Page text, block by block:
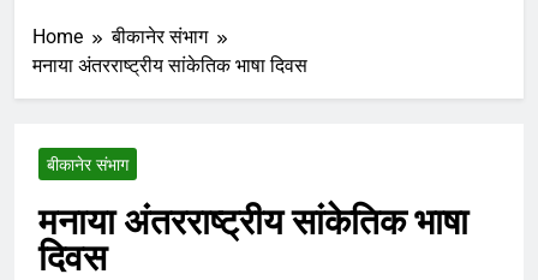
Home
बीकानेर संभाग
मनाया अंतरराष्ट्रीय सांकेतिक भाषा दिवस
बीकानेर संभाग
मनाया अंतरराष्ट्रीय सांकेतिक भाषा
दिवस